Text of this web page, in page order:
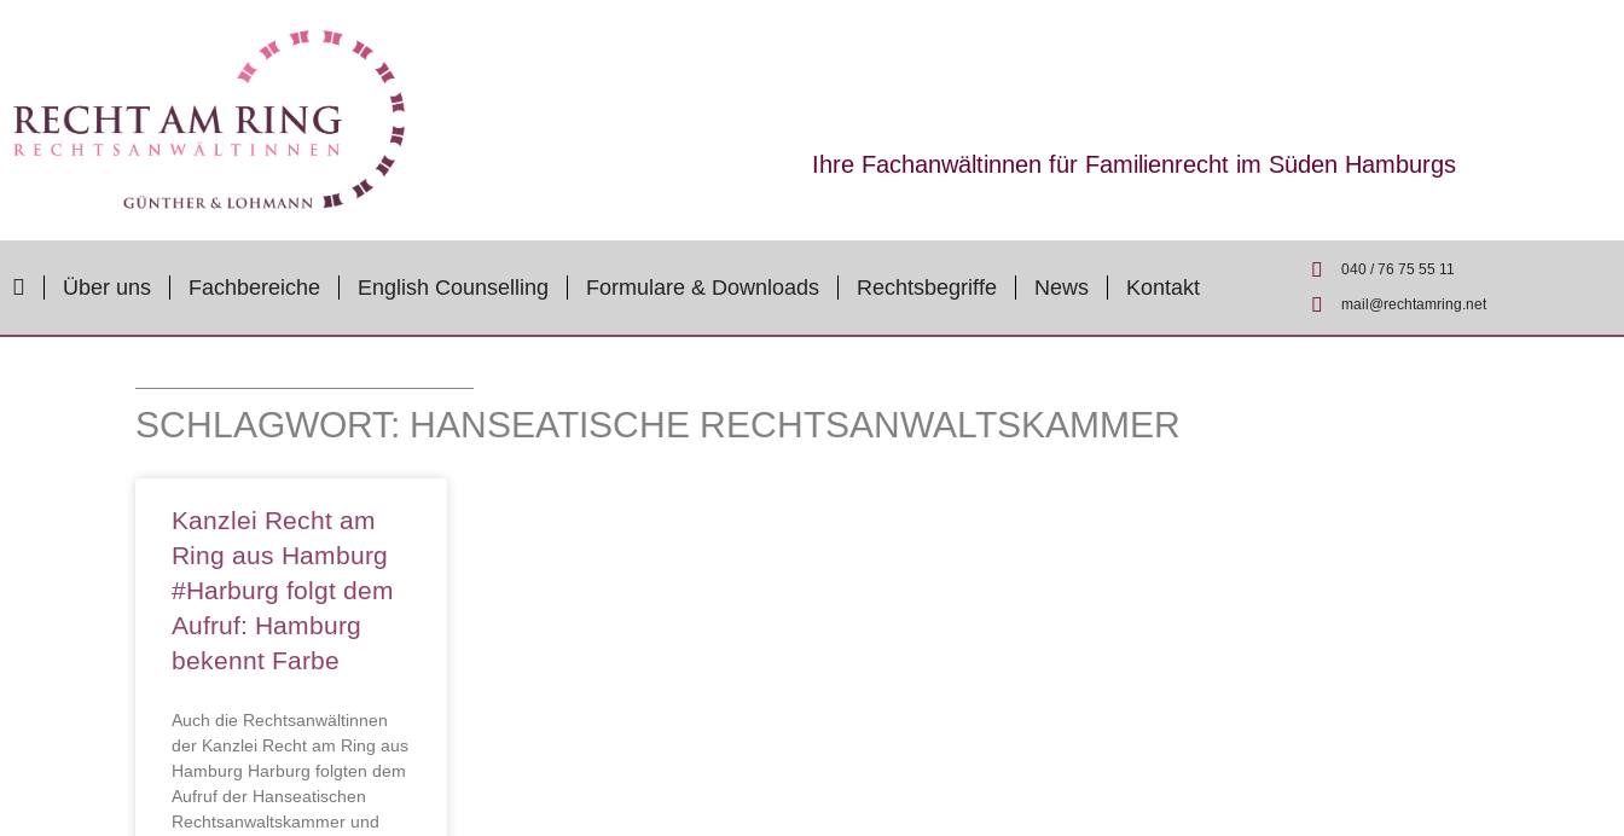
Ihre Fachanwältinnen für Familienrecht im Süden Hamburgs
Über uns Fachbereiche English Counselling Formulare & Downloads Rechtsbegriffe News Kontakt
040 / 76 75 55 11
mail@rechtamring.net
SCHLAGWORT: HANSEATISCHE RECHTSANWALTSKAMMER
Kanzlei Recht am
Ring aus Hamburg
#Harburg folgt dem
Aufruf: Hamburg
bekennt Farbe
Auch die Rechtsanwältinnen
der Kanzlei Recht am Ring aus
Hamburg Harburg folgten dem
Aufruf der Hanseatischen
Rechtsanwaltskammer und